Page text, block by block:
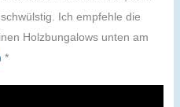
Ich empfehle die
Holzbungalows unten am
*